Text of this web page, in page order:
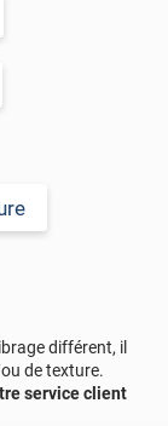
fois le
dans un lieu
différent, il
de texture.
service client